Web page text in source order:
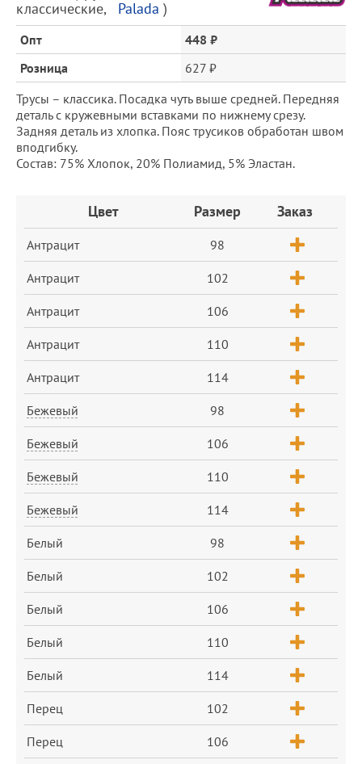
товара
и
цена
классические, Palada )
Опт
448 ₽
Розница
627 ₽
Трусы – классика. Посадка чуть выше средней. Передняя
деталь с кружевными вставками по нижнему срезу.
Задняя деталь из хлопка. Пояс трусиков обработан швом
вподгибку.
Состав: 75% Хлопок, 20% Полиамид, 5% Эластан.
Цвет Размер Заказ
Антрацит 98
Антрацит 102
Антрацит 106
Антрацит 110
Антрацит 114
Бежевый 98
Бежевый 106
Бежевый 110
Бежевый 114
Белый 98
Белый 102
Белый 106
Белый 110
Белый 114
Перец 102
Перец 106